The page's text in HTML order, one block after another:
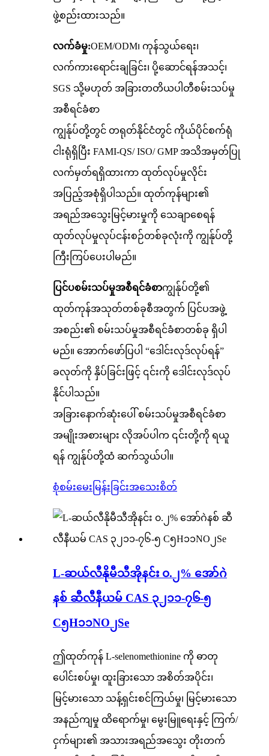
ဖွဲ့စည်းထားသည်။
လက်ခံမှု:OEM/ODM၊ ကုန်သွယ်ရေး၊
လက်ကားရောင်းချခြင်း၊ ပို့ဆောင်ရန်အသင့်၊
SGS သို့မဟုတ် အခြားတတိယပါတီစမ်းသပ်မှု
အစီရင်ခံစာ
ကျွန်ုပ်တို့တွင် တရုတ်နိုင်ငံတွင် ကိုယ်ပိုင်စက်ရုံ
ငါးရုံရှိပြီး FAMI-QS/ ISO/ GMP အသိအမှတ်ပြု
လက်မှတ်ရရှိထားကာ ထုတ်လုပ်မှုလိုင်း
အပြည့်အစုံရှိပါသည်။ ထုတ်ကုန်များ၏
အရည်အသွေးမြင့်မားမှုကို သေချာစေရန်
ထုတ်လုပ်မှုလုပ်ငန်းစဉ်တစ်ခုလုံးကို ကျွန်ုပ်တို့
ကြီးကြပ်ပေးပါမည်။
ပြင်ပစမ်းသပ်မှုအစီရင်ခံစာကျွန်ုပ်တို့၏
ထုတ်ကုန်အသုတ်တစ်ခုစီအတွက် ပြင်ပအဖွဲ့
အစည်း၏ စမ်းသပ်မှုအစီရင်ခံစာတစ်ခု ရှိပါ
မည်။ အောက်ဖော်ပြပါ “ဒေါင်းလုဒ်လုပ်ရန်”
ခလုတ်ကို နှိပ်ခြင်းဖြင့် ၎င်းကို ဒေါင်းလုဒ်လုပ်
နိုင်ပါသည်။
အခြားနောက်ဆုံးပေါ် စမ်းသပ်မှုအစီရင်ခံစာ
အမျိုးအစားများ လိုအပ်ပါက ၎င်းတို့ကို ရယူ
ရန် ကျွန်ုပ်တို့ထံ ဆက်သွယ်ပါ။
စုံစမ်းမေးမြန်းခြင်းအသေးစိတ်
L-ဆယ်လီနိုမီသီအိုနင်း ၀.၂% အော်ဂဲ
နစ် ဆီလီနီယမ် CAS ၃၂၁၁-၇၆-၅
C၅H၁၁NO၂Se
ဤထုတ်ကုန် L-selenomethionine ကို ဓာတု
ပေါင်းစပ်မှု၊ ထူးခြားသော အစိတ်အပိုင်း၊
မြင့်မားသော သန့်ရှင်းစင်ကြယ်မှု၊ မြင့်မားသော
အနည်ကျမှု ထိရောက်မှု၊ မွေးမြူရေးနှင့် ကြက်/
ငှက်များ၏ အသားအရည်အသွေး တိုးတက်